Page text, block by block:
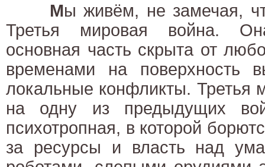
Мы живём, не замечая,
Третья мировая война.
основная часть скрыта от
временами на поверхность
локальные конфликты. Третья
на одну из предыдущих
психотропная, в которой
за ресурсы и власть над